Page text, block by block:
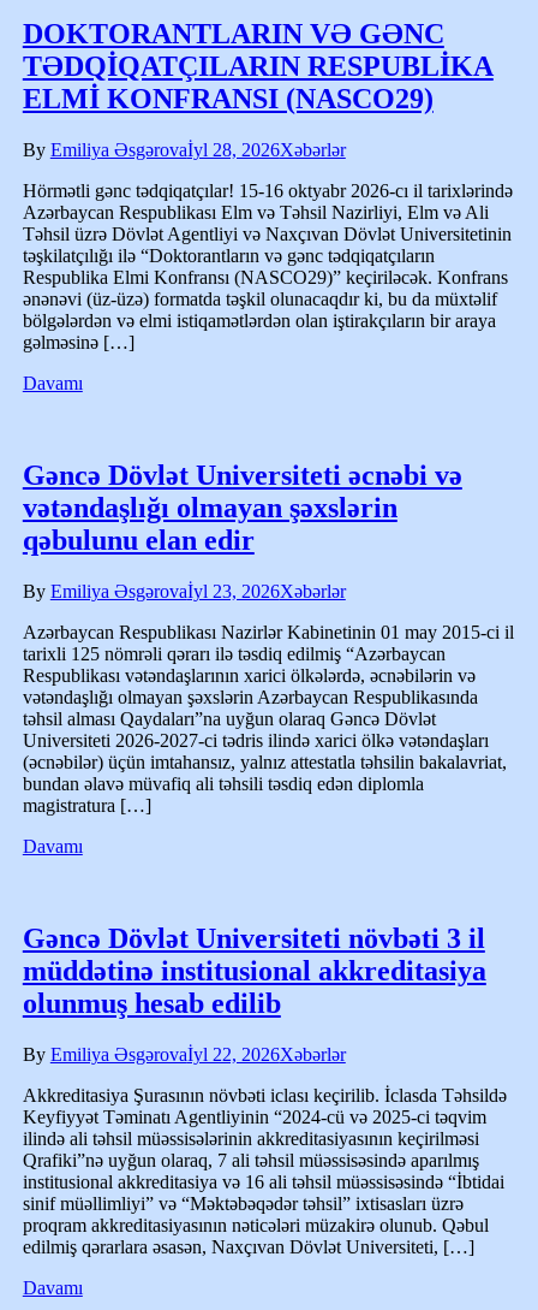
DOKTORANTLARIN VƏ GƏNC
TƏDQİQATÇILARIN RESPUBLİKA
ELMİ KONFRANSI (NASCO29)
By Emiliya Əsgərovaİyl 28, 2026Xəbərlər
Hörmətli gənc tədqiqatçılar! 15-16 oktyabr 2026-cı il tarixlərində
Azərbaycan Respublikası Elm və Təhsil Nazirliyi, Elm və Ali
Təhsil üzrə Dövlət Agentliyi və Naxçıvan Dövlət Universitetinin
təşkilatçılığı ilə “Doktorantların və gənc tədqiqatçıların
Respublika Elmi Konfransı (NASCO29)” keçiriləcək. Konfrans
ənənəvi (üz-üzə) formatda təşkil olunacaqdır ki, bu da müxtəlif
bölgələrdən və elmi istiqamətlərdən olan iştirakçıların bir araya
gəlməsinə […]
Davamı
Gəncə Dövlət Universiteti əcnəbi və
vətəndaşlığı olmayan şəxslərin
qəbulunu elan edir
By Emiliya Əsgərovaİyl 23, 2026Xəbərlər
Azərbaycan Respublikası Nazirlər Kabinetinin 01 may 2015-ci il
tarixli 125 nömrəli qərarı ilə təsdiq edilmiş “Azərbaycan
Respublikası vətəndaşlarının xarici ölkələrdə, əcnəbilərin və
vətəndaşlığı olmayan şəxslərin Azərbaycan Respublikasında
təhsil alması Qaydaları”na uyğun olaraq Gəncə Dövlət
Universiteti 2026-2027-ci tədris ilində xarici ölkə vətəndaşları
(əcnəbilər) üçün imtahansız, yalnız attestatla təhsilin bakalavriat,
bundan əlavə müvafiq ali təhsili təsdiq edən diplomla
magistratura […]
Davamı
Gəncə Dövlət Universiteti növbəti 3 il
müddətinə institusional akkreditasiya
olunmuş hesab edilib
By Emiliya Əsgərovaİyl 22, 2026Xəbərlər
Akkreditasiya Şurasının növbəti iclası keçirilib. İclasda Təhsildə
Keyfiyyət Təminatı Agentliyinin “2024-cü və 2025-ci təqvim
ilində ali təhsil müəssisələrinin akkreditasiyasının keçirilməsi
Qrafiki”nə uyğun olaraq, 7 ali təhsil müəssisəsində aparılmış
institusional akkreditasiya və 16 ali təhsil müəssisəsində “İbtidai
sinif müəllimliyi” və “Məktəbəqədər təhsil” ixtisasları üzrə
proqram akkreditasiyasının nəticələri müzakirə olunub. Qəbul
edilmiş qərarlara əsasən, Naxçıvan Dövlət Universiteti, […]
Davamı